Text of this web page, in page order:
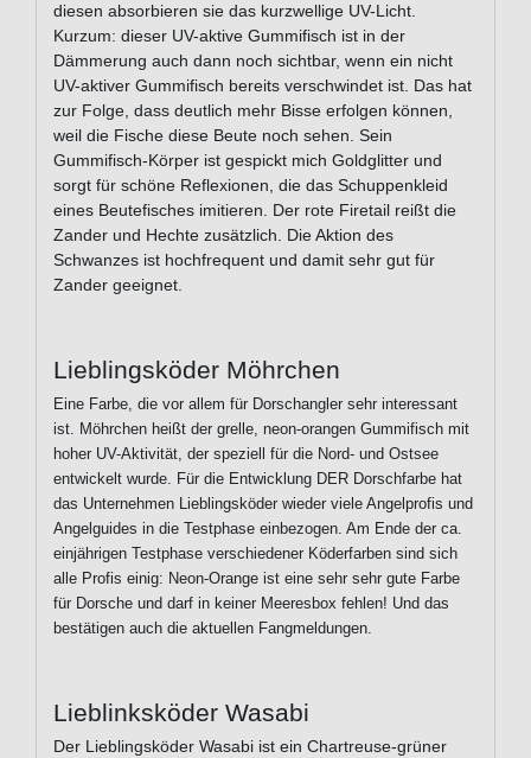
diesen absorbieren sie das kurzwellige UV-Licht.
Kurzum: dieser UV-aktive Gummifisch ist in der
Dämmerung auch dann noch sichtbar, wenn ein nicht
UV-aktiver Gummifisch bereits verschwindet ist. Das hat
zur Folge, dass deutlich mehr Bisse erfolgen können,
weil die Fische diese Beute noch sehen. Sein
Gummifisch-Körper ist gespickt mich Goldglitter und
sorgt für schöne Reflexionen, die das Schuppenkleid
eines Beutefisches imitieren. Der rote Firetail reißt die
Zander und Hechte zusätzlich. Die Aktion des
Schwanzes ist hochfrequent und damit sehr gut für
Zander geeignet.
Lieblingsköder Möhrchen
Eine Farbe, die vor allem für Dorschangler sehr interessant
ist. Möhrchen heißt der grelle, neon-orangen Gummifisch mit
hoher UV-Aktivität, der speziell für die Nord- und Ostsee
entwickelt wurde. Für die Entwicklung DER Dorschfarbe hat
das Unternehmen Lieblingsköder wieder viele Angelprofis und
Angelguides in die Testphase einbezogen. Am Ende der ca.
einjährigen Testphase verschiedener Köderfarben sind sich
alle Profis einig: Neon-Orange ist eine sehr sehr gute Farbe
für Dorsche und darf in keiner Meeresbox fehlen! Und das
bestätigen auch die aktuellen Fangmeldungen.
Lieblinksköder Wasabi
Der Lieblingsköder Wasabi ist ein Chartreuse-grüner